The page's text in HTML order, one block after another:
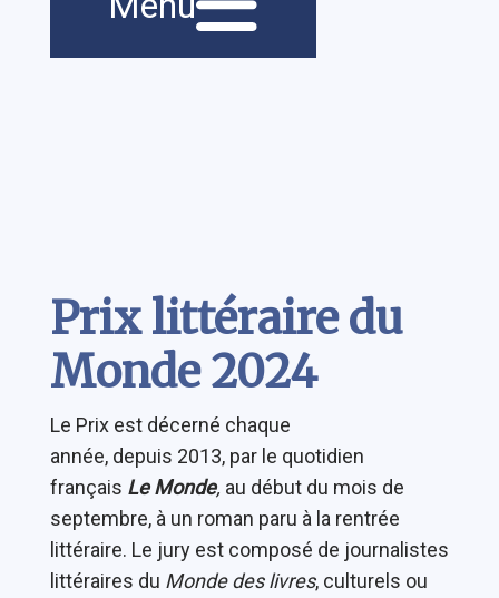
Prix littéraire du
Monde 2024
Le Prix est décerné chaque
année, depuis 2013, par le quotidien
français Le Monde, au début du mois de
septembre, à un roman paru à la rentrée
littéraire. Le jury est composé de journalistes
littéraires du Monde des livres, culturels ou